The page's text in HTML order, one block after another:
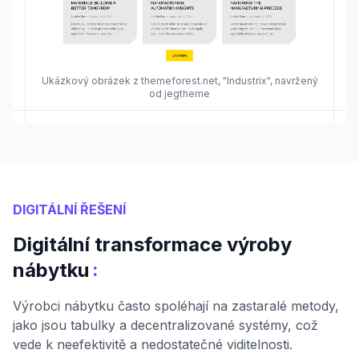
Ukázkový obrázek z themeforest.net, "Industrix", navržený
od jegtheme
DIGITÁLNÍ ŘEŠENÍ
Digitální transformace výroby
nábytku :
Výrobci nábytku často spoléhají na zastaralé metody,
jako jsou tabulky a decentralizované systémy, což
vede k neefektivitě a nedostatečné viditelnosti.